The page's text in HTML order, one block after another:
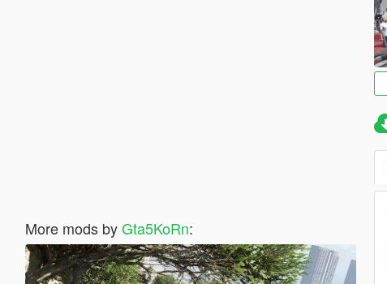
More mods byGta5KoRn: